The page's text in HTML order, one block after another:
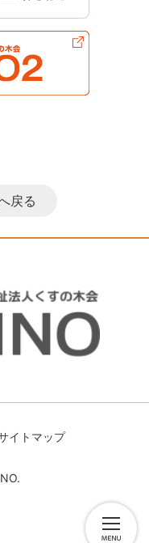
戻る
イトマップ